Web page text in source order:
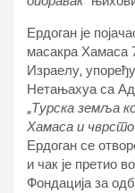
Ердоган је
масакра Хамаса
Израелу,
Нетањахуа са
„Турска земља
Хамаса и
Ердоган се
и чак је претио
Фондација за